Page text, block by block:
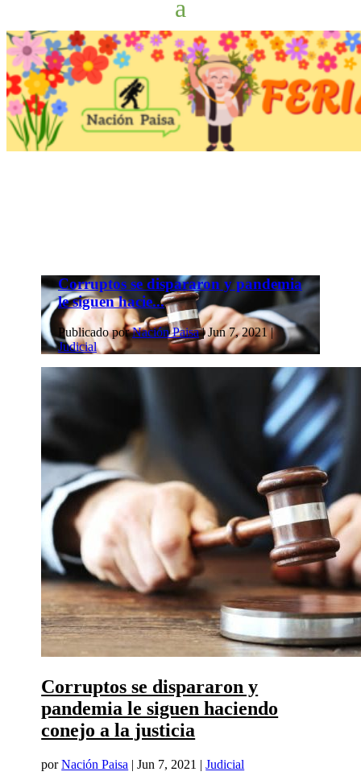
Corruptos se dispararon y pandemia
le siguen hacie...
Publicado porNación Paisa|Jun 7, 2021|
Judicial
Corruptos se dispararon y
pandemia le siguen haciendo
conejo a la justicia
porNación Paisa |Jun 7, 2021 |Judicial